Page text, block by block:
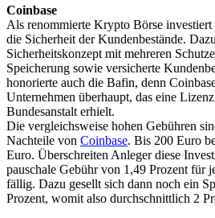
Coinbase
Als renommierte Krypto Börse investiert
die Sicherheit der Kundenbestände.
Sicherheitskonzept mit mehreren
Speicherung sowie versicherte
honorierte auch die Bafin, denn
Unternehmen überhaupt, das eine
Bundesanstalt erhielt.
Die vergleichsweise hohen Gebühren
Nachteile von Coinbase. Bis 200 Euro
Euro. Überschreiten Anleger diese
pauschale Gebühr von 1,49 Prozent für
fällig. Dazu gesellt sich dann noch ein
Prozent, womit also durchschnittlich 2